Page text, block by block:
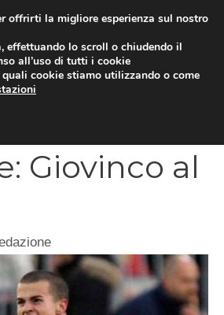
Giovinco al
offrirti la migliore esperienza sul nostro
effettuando lo scroll o chiudendo il
all’uso di tutti i cookie
cookie stiamo utilizzando o come